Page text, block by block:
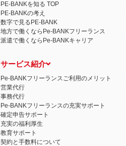
PE-BANKを知る TOP
PE-BANKの考え
数字で見るPE-BANK
地方で働くならPe-BANKフリーランス
派遣で働くならPe-BANKキャリア
サービス紹介
Pe-BANKフリーランスご利用のメリット
営業代行
事務代行
Pe-BANKフリーランスの充実サポート
確定申告サポート
充実の福利厚生
教育サポート
契約と手数料について